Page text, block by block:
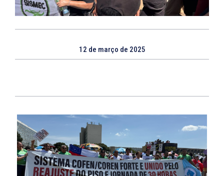
12 de março de 2025